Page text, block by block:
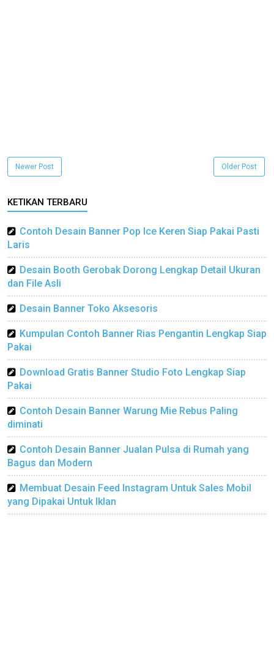
Newer Post Older Post
KETIKAN TERBARU
Contoh Desain Banner Pop Ice Keren Siap Pakai Pasti
Laris
Desain Booth Gerobak Dorong Lengkap Detail Ukuran
dan File Asli
Desain Banner Toko Aksesoris
Kumpulan Contoh Banner Rias Pengantin Lengkap Siap
Pakai
Download Gratis Banner Studio Foto Lengkap Siap
Pakai
Contoh Desain Banner Warung Mie Rebus Paling
diminati
Contoh Desain Banner Jualan Pulsa di Rumah yang
Bagus dan Modern
Membuat Desain Feed Instagram Untuk Sales Mobil
yang Dipakai Untuk Iklan